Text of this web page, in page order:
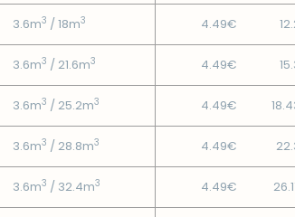
3.6m3 / 18m3 4.49€
3.6m3 / 21.6m3 4.49€
3.6m3 / 25.2m3 4.49€
3.6m3 / 28.8m3 4.49€
3.6m3 / 32.4m3 4.49€